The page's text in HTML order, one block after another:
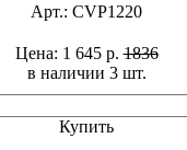
Арт.: CVP1220
в наличии 3 шт. ​
Цена: 1 645 р.1836
Купить